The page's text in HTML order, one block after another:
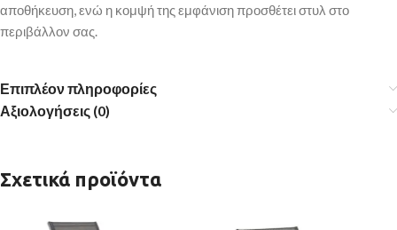
αποθήκευση, ενώ η κομψή της εμφάνιση προσθέτει στυλ στο
περιβάλλον σας.
Επιπλέον πληροφορίες
Αξιολογήσεις (0)
Σχετικά προϊόντα